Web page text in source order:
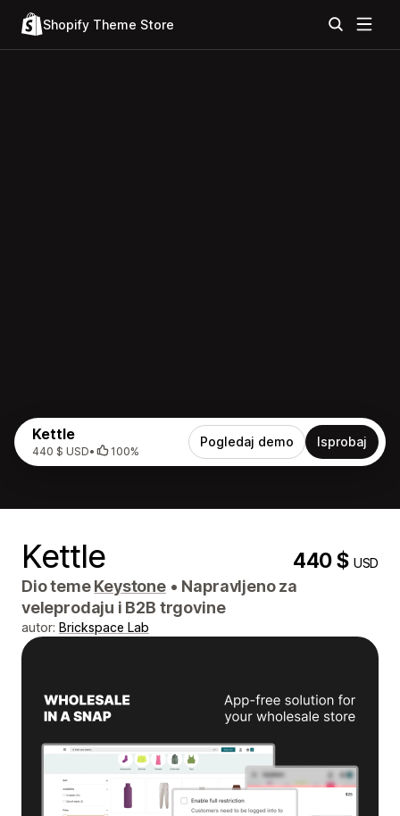
Shopify Theme Store
Kettle
440 $ USD• 100%
Pogledaj demo Isprobaj
Kettle 440 $USD
Dio temeKeystone • Napravljeno za
veleprodaju i B2B trgovine
autor: Brickspace Lab